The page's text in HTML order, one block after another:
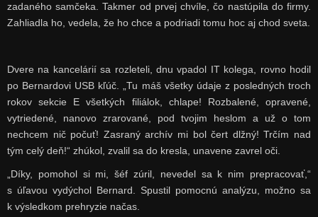
zadaného samčeka. Takmer od prvej chvíle, čo nastúpila do firmy.
Zahliadla ho, vedela, že ho chce a podriadi tomu hoc aj chod sveta.
Dvere na kancelárií sa rozleteli, dnu vpadol IT kolega, rovno hodil
po Bernardovi USB kľúč. „Tu máš všetky údaje z posledných troch
rokov sekcie E všetkých filiálok, chlape! Rozbalené, opravené,
vytriedené, nanovo zrarované, pod tvojim heslom a už o tom
nechcem nič počuť! Zasraný archív mi bol čert dlžný! Trčím nad
tým celý deň!“ zhúkol, zvalil sa do kresla, unavene zavrel oči.
„Díky, pomohol si mi, šéf zúril, nevedel sa k nim prepracovať,“
s úľavou vydýchol Bernard. Spustil pomocnú analýzu, možno sa
k výsledkom prehryzie načas.